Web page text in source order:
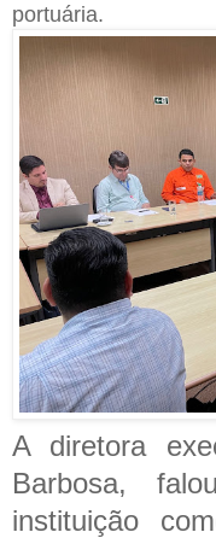
portuária.
A diretora
Barbosa,
instituição